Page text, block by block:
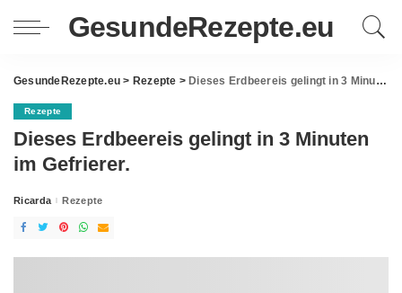
GesundeRezepte.eu
GesundeRezepte.eu > Rezepte > Dieses Erdbeereis gelingt in 3 Minuten im Gefrierer.
Rezepte
Dieses Erdbeereis gelingt in 3 Minuten
im Gefrierer.
Posted
Ricarda Rezepte